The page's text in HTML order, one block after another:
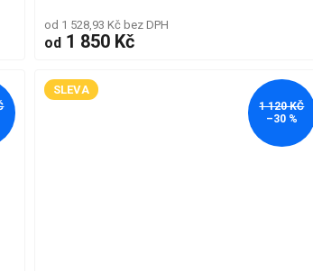
od 1 528,93 Kč bez DPH
od1 850 Kč
SLEVA
1 120 KČ
–30 %